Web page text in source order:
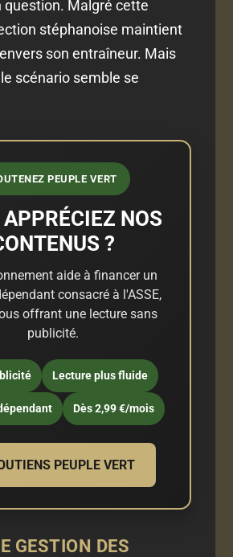
question. Malgré cette
stéphanoise maintient
son entraîneur. Mais
scénario semble se
PEUPLE VERT
NOS
?
aide à financer un
consacré à l'ASSE,
offrant une lecture sans
publicité.
Lecture plus fluide
Dès 2,99 €/mois
PEUPLE VERT
GESTION DES